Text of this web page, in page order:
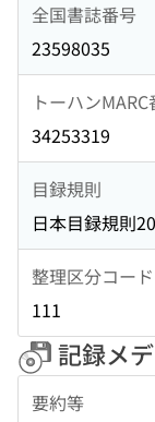
全国書誌番号
23598035
トーハン
34253319
目録規則
日本目録規則
整理区分コード
111
記録メ
要約等